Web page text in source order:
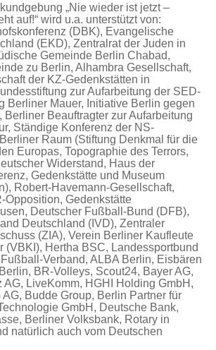
„Nie wieder ist jetzt –
auf!“ wird u.a. unterstützt von:
(DBK), Evangelische
(EKD), Zentralrat der Juden in
Gemeinde Berlin Chabad,
zu Berlin, Alhambra Gesellschaft,
der KZ-Gedenkstätten in
zur Aufarbeitung der SED-
Berliner Mauer, Initiative Berlin gegen
Berliner Beauftragter zur Aufarbeitung
Ständige Konferenz der NS-
Raum (Stiftung Denkmal für die
Europas, Topographie des Terrors,
Widerstand, Haus der
Gedenkstätte und Museum
Robert-Havemann-Gesellschaft,
Opposition, Gedenkstätte
Deutscher Fußball-Bund (DFB),
Deutschland (IVD), Zentraler
(ZIA), Verein Berliner Kaufleute
(VBKI), Hertha BSC, Landessportbund
Verband, ALBA Berlin, Eisbären
BR-Volleys, Scout24, Bayer AG,
AG, LiveKomm, HGHI Holding GmbH,
Budde Group, Berlin Partner für
GmbH, Deutsche Bank,
Berliner Volksbank, Rotary in
natürlich auch vom Deutschen